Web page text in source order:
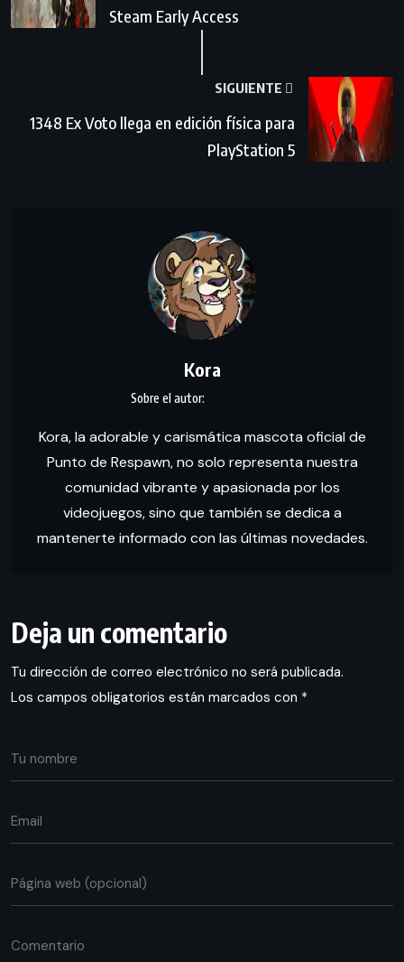
Steam Early Access
SIGUIENTE
1348 Ex Voto llega en edición física para
PlayStation 5
Kora
Kora, la adorable y carismática mascota oficial de
Punto de Respawn, no solo representa nuestra
comunidad vibrante y apasionada por los
videojuegos, sino que también se dedica a
mantenerte informado con las últimas novedades.
Deja un comentario
Tu dirección de correo electrónico no será publicada.
Los campos obligatorios están marcados con *